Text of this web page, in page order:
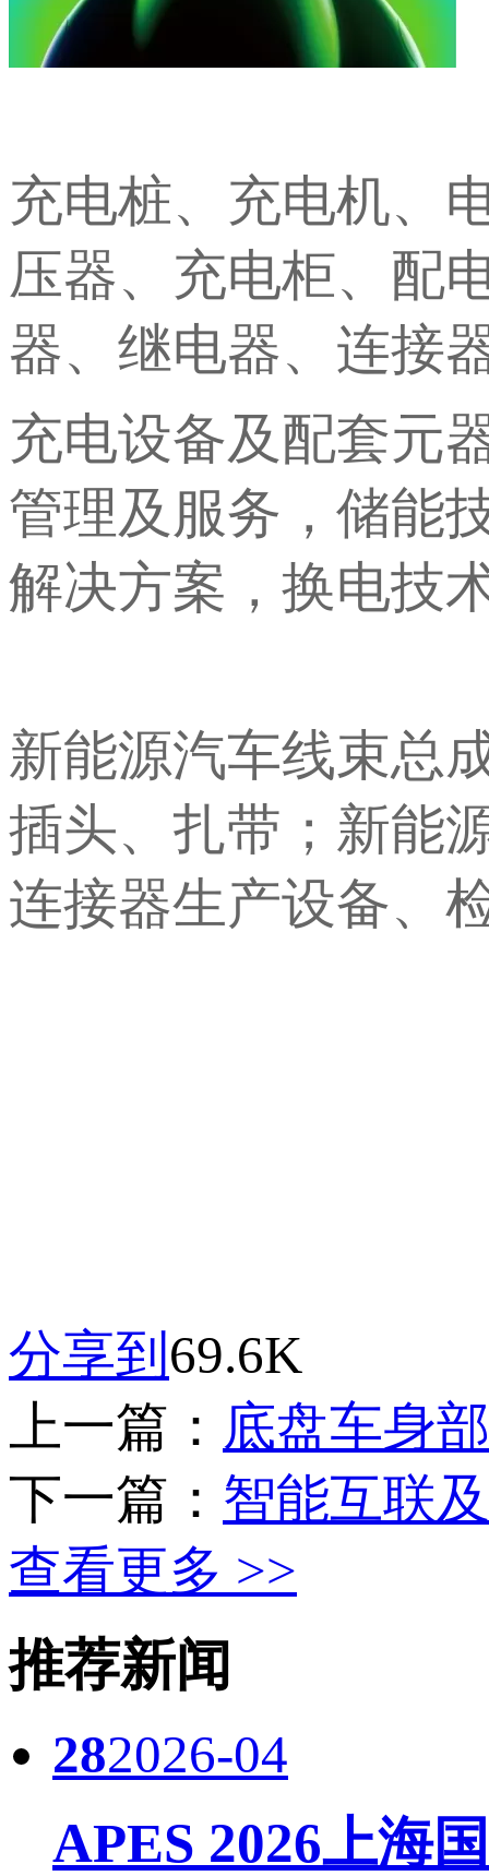
充电桩、充电机、
压器、充电柜、配
器、继电器、连接
充电设备及配套元
管理及服务，储能
解决方案，换电技
新能源汽车线束总
插头、扎带；新能
连接器生产设备、
分享到 69.6K
上一篇： 底盘车身
下一篇： 智能互联
查看更多 >>
推荐新闻
282026-04
APES 2026上海